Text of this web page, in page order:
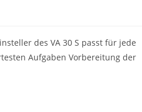
des VA 30 S passt für jede
Aufgaben Vorbereitung der